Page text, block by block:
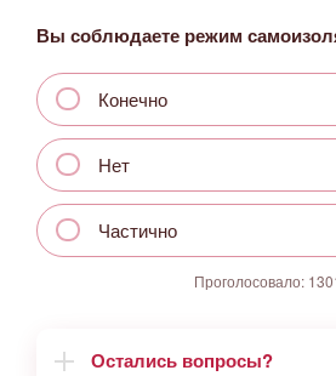
Вы соблюдаете режим
Конечно
Нет
Частично
Проголосовало:
Остались вопросы?